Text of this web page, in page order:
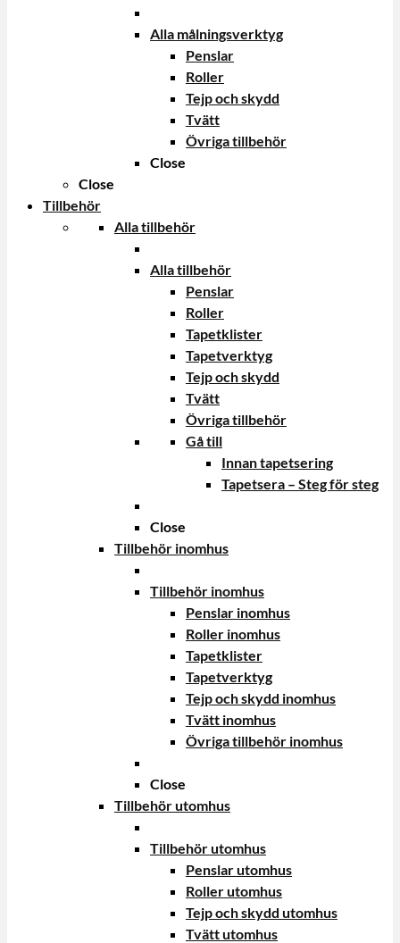
Alla målningsverktyg
Penslar
Roller
Tejp och skydd
Tvätt
Övriga tillbehör
Close
Close
Tillbehör
Alla tillbehör
Alla tillbehör
Penslar
Roller
Tapetklister
Tapetverktyg
Tejp och skydd
Tvätt
Övriga tillbehör
Gå till
Innan tapetsering
Tapetsera – Steg för steg
Close
Tillbehör inomhus
Tillbehör inomhus
Penslar inomhus
Roller inomhus
Tapetklister
Tapetverktyg
Tejp och skydd inomhus
Tvätt inomhus
Övriga tillbehör inomhus
Close
Tillbehör utomhus
Tillbehör utomhus
Penslar utomhus
Roller utomhus
Tejp och skydd utomhus
Tvätt utomhus